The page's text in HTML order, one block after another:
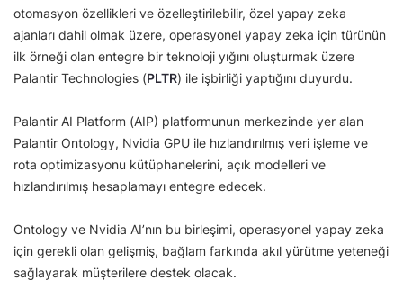
otomasyon özellikleri ve özelleştirilebilir, özel yapay zeka
ajanları dahil olmak üzere, operasyonel yapay zeka için türünün
ilk örneği olan entegre bir teknoloji yığını oluşturmak üzere
Palantir Technologies (PLTR) ile işbirliği yaptığını duyurdu.
Palantir AI Platform (AIP) platformunun merkezinde yer alan
Palantir Ontology, Nvidia GPU ile hızlandırılmış veri işleme ve
rota optimizasyonu kütüphanelerini, açık modelleri ve
hızlandırılmış hesaplamayı entegre edecek.
Ontology ve Nvidia AI’nın bu birleşimi, operasyonel yapay zeka
için gerekli olan gelişmiş, bağlam farkında akıl yürütme yeteneği
sağlayarak müşterilere destek olacak.